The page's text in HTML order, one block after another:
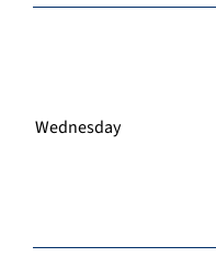
Wednesday